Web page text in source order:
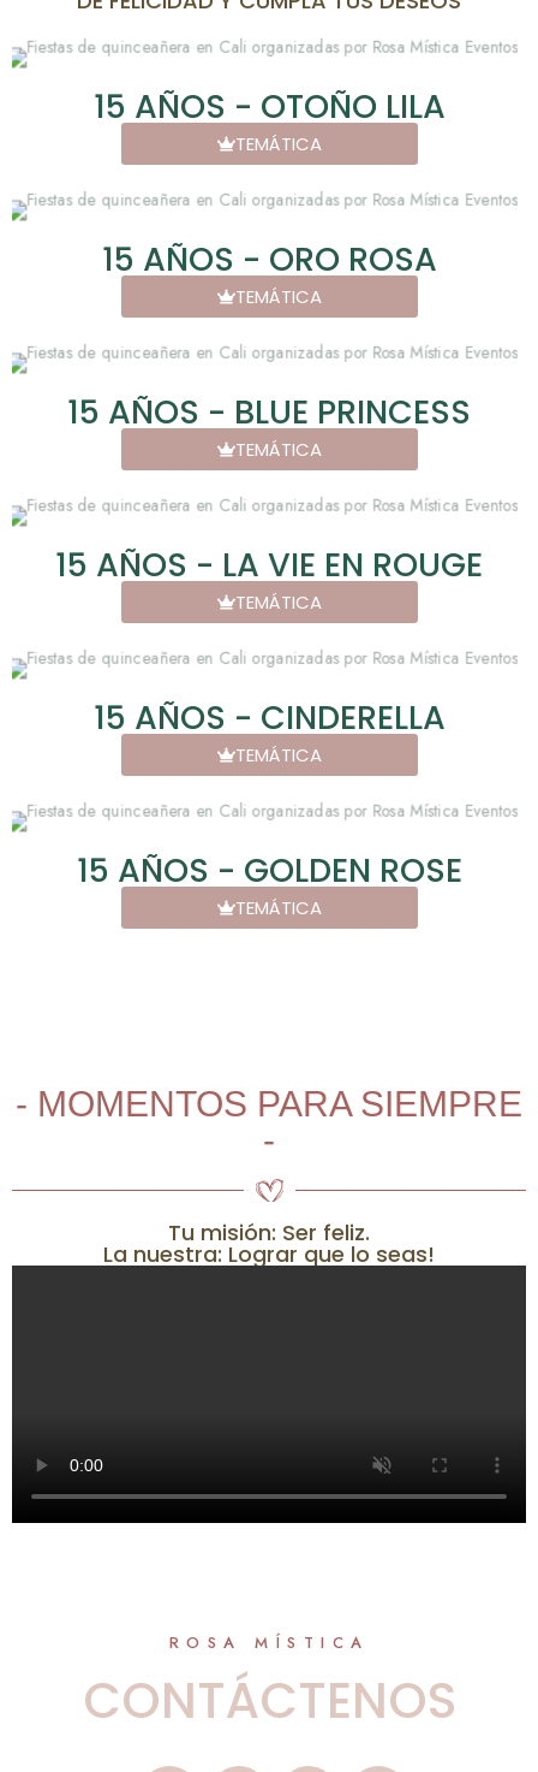
15 AÑOS - OTOÑO LILA
TEMÁTICA
15 AÑOS - ORO ROSA
TEMÁTICA
15 AÑOS - BLUE PRINCESS
TEMÁTICA
15 AÑOS - LA VIE EN ROUGE
TEMÁTICA
15 AÑOS - CINDERELLA
TEMÁTICA
15 AÑOS - GOLDEN ROSE
TEMÁTICA
- MOMENTOS PARA SIEMPRE
-
Tu misión: Ser feliz.
La nuestra: Lograr que lo seas!
ROSA MÍSTICA
CONTÁCTENOS